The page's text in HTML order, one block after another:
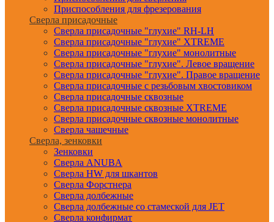
Приспособления для фрезерования
Сверла присадочные
Сверла присадочные "глухие" RH-LH
Сверла присадочные "глухие" XTREME
Сверла присадочные "глухие" монолитные
Сверла присадочные "глухие". Левое вращение
Сверла присадочные "глухие". Правое вращение
Сверла присадочные с резьбовым хвостовиком
Сверла присадочные сквозные
Сверла присадочные сквозные XTREME
Сверла присадочные сквозные монолитные
Сверла чашечные
Сверла, зенковки
Зенковки
Сверла ANUBA
Сверла HW для шкантов
Сверла Форстнера
Сверла долбежные
Сверла долбежные со стамеской для JET
Сверла конфирмат